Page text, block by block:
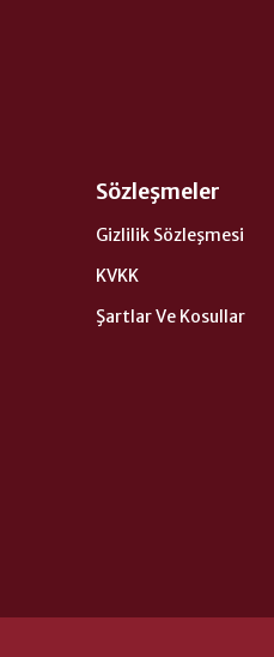
Sözleşmeler
Gizlilik Sözleşmesi
KVKK
Şartlar Ve Kosullar